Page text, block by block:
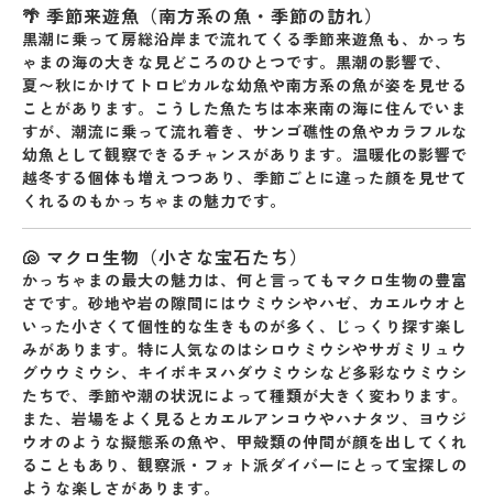
🌴 季節来遊魚（南方系の魚・季節の訪れ）
黒潮に乗って房総沿岸まで流れてくる季節来遊魚 も、かっち
ゃまの海の大きな見どころのひとつです。黒潮の影響で、
夏〜秋にかけて トロピカルな幼魚や南方系の魚が姿を見せる
ことがあります。こうした魚たちは本来南の海に住んでいま
すが、潮流に乗って流れ着き、 サンゴ礁性の魚やカラフルな
幼魚 として観察できるチャンスがあります。温暖化の影響で
越冬する個体も増えつつあり、季節ごとに違った顔を見せて
くれるのもかっちゃまの魅力です。
🐚 マクロ生物（小さな宝石たち）
かっちゃまの最大の魅力は、何と言っても マクロ生物の豊富
さです。砂地や岩の隙間にはウミウシやハゼ、カエルウオと
いった小さくて個性的な生きものが多く、じっくり探す楽し
みがあります。特に人気なのはシロウミウシやサガミリュウ
グウウミウシ、キイボキヌハダウミウシなど多彩なウミウシ
たちで、季節や潮の状況によって種類が大きく変わります。
また、岩場をよく見ると カエルアンコウやハナタツ、ヨウジ
ウオのような擬態系の魚や、甲殻類の仲間が顔を出してくれ
ることもあり、 観察派・フォト派 ダイバーにとって宝探しの
ような楽しさがあります。